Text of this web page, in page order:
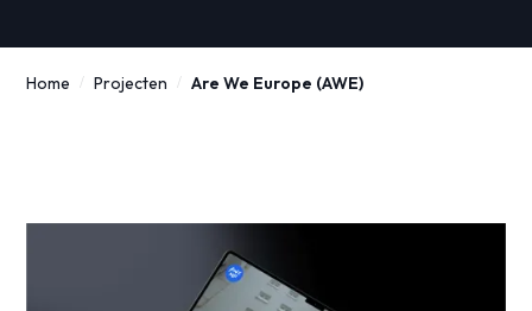
Home / Projecten / Are We Europe (AWE)